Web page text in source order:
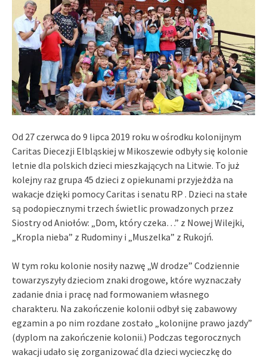
Od 27 czerwca do 9 lipca 2019 roku w ośrodku kolonijnym
Caritas Diecezji Elbląskiej w Mikoszewie odbyły się kolonie
letnie dla polskich dzieci mieszkających na Litwie. To już
kolejny raz grupa 45 dzieci z opiekunami przyjeżdża na
wakacje dzięki pomocy Caritas i senatu RP . Dzieci na stałe
są podopiecznymi trzech świetlic prowadzonych przez
Siostry od Aniołów: „Dom, który czeka…” z Nowej Wilejki,
„Kropla nieba” z Rudominy i „Muszelka” z Rukojń.
W tym roku kolonie nosiły nazwę „W drodze” Codziennie
towarzyszyły dzieciom znaki drogowe, które wyznaczały
zadanie dnia i pracę nad formowaniem własnego
charakteru. Na zakończenie kolonii odbył się zabawowy
egzamin a po nim rozdane zostało „kolonijne prawo jazdy”
(dyplom na zakończenie kolonii.) Podczas tegorocznych
wakacji udało się zorganizować dla dzieci wycieczkę do